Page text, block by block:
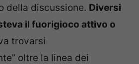
della discussione. Diversi
il fuorigioco attivo o
trovarsi
oltre la linea dei